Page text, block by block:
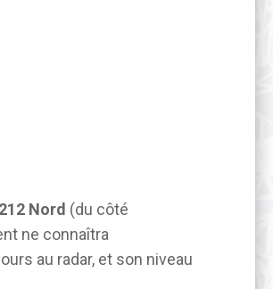
Nord (du côté
ne connaîtra
au radar, et son niveau